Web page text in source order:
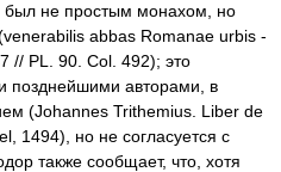
был не простым монахом, но
abbas Romanae urbis -
// PL. 90. Col. 492); это
позднейшими авторами, в
(Johannes Trithemius. Liber de
1494), но не согласуется с
также сообщает, что, хотя